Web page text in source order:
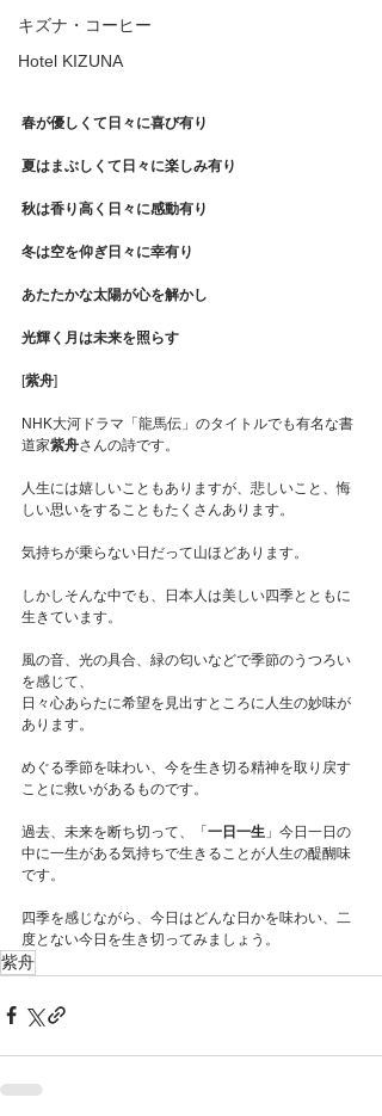
キズナ・コーヒー
Hotel KIZUNA
春が優しくて日々に喜び有り
夏はまぶしくて日々に楽しみ有り
秋は香り高く日々に感動有り
冬は空を仰ぎ日々に幸有り
あたたかな太陽が心を解かし
光輝く月は未来を照らす
[紫舟]
NHK大河ドラマ「龍馬伝」のタイトルでも有名な書
道家紫舟さんの詩です。
人生には嬉しいこともありますが、悲しいこと、悔
しい思いをすることもたくさんあります。
気持ちが乗らない日だって山ほどあります。
しかしそんな中でも、日本人は美しい四季とともに
生きています。
風の音、光の具合、緑の匂いなどで季節のうつろい
を感じて、
日々心あらたに希望を見出すところに人生の妙味が
あります。
めぐる季節を味わい、今を生き切る精神を取り戻す
ことに救いがあるものです。
過去、未来を断ち切って、「一日一生 」今日一日の
中に一生がある気持ちで生きることが人生の醍醐味
です。
四季を感じながら、今日はどんな日かを味わい、二
度とない今日を生き切ってみましょう。
紫舟